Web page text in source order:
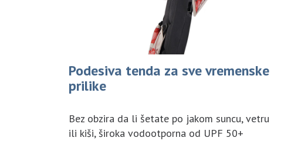
Podesiva tenda za sve vremenske
prilike
Bez obzira da li šetate po jakom suncu, vetru
ili kiši, široka vodootporna od UPF 50+